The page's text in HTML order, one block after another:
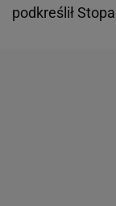
podkreślił